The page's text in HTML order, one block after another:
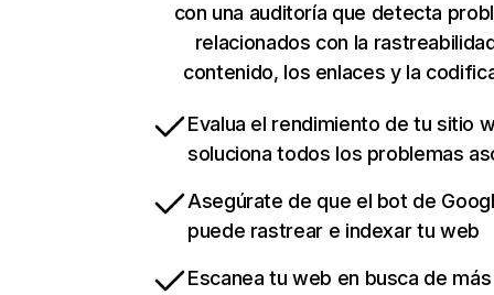
con una auditoría que detecta
relacionados con la
contenido, los enlaces y la
Evalua el rendimiento de tu sitio
soluciona todos los problemas
Asegúrate de que el bot de
puede rastrear e indexar tu web
Escanea tu web en busca de